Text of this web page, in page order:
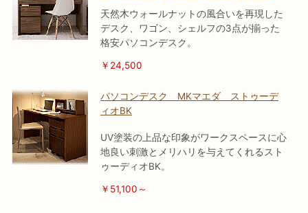
天然木ウォールナットの風合いを再現した
デスク、ワゴン、シェルフの3点が揃った
格安パソコンデスク。
￥24,500
パソコンデスク MKマエダ ストゥーデ
ィオBK
UV塗装の上品な印象がワークスペースに心
地良い刺激とメリハリを与えてくれるスト
ゥーディオBK。
￥51,100～